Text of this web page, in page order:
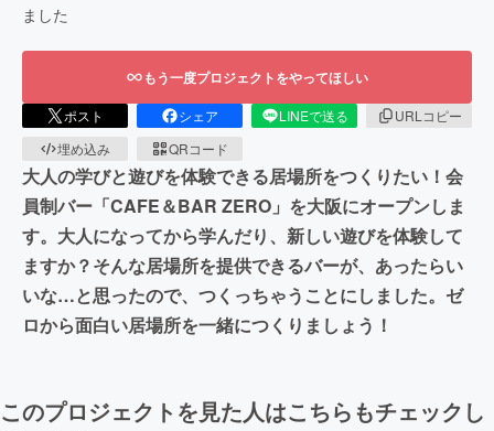
ました
もう一度プロジェクトをやってほしい
ポスト シェア LINEで送る
URLコピー
埋め込み
QRコード
大人の学びと遊びを体験できる居場所をつくりたい！会
員制バー「CAFE＆BAR ZERO」を大阪にオープンしま
す。大人になってから学んだり、新しい遊びを体験して
ますか？そんな居場所を提供できるバーが、あったらい
いな…と思ったので、つくっちゃうことにしました。ゼ
ロから面白い居場所を一緒につくりましょう！
このプロジェクトを見た人はこちらもチェックし